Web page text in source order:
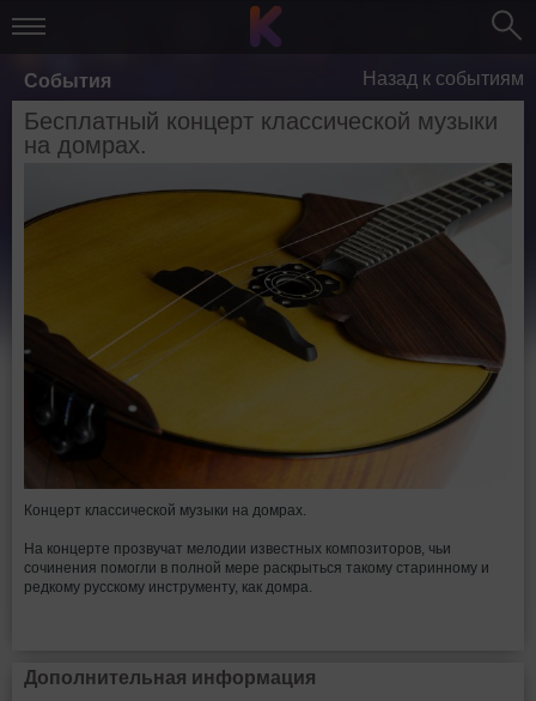
События Назад к событиям
Бесплатный концерт классической музыки
на домрах.
Концерт классической музыки на домрах.
На концерте прозвучат мелодии известных композиторов, чьи
сочинения помогли в полной мере раскрыться такому старинному и
редкому русскому инструменту, как домра.
Дополнительная информация